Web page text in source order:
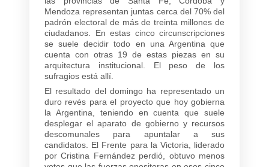
Mendoza representan juntas cerca del 70% del
padrón electoral de más de treinta millones de
ciudadanos. En estas cinco circunscripciones
se suele decidir todo en una Argentina que
cuenta con otras 19 de estas piezas en su
arquitectura institucional. El peso de los
sufragios está allí.
El resultado del domingo ha representado un
duro revés para el proyecto que hoy gobierna
la Argentina, teniendo en cuenta que suele
desplegar el aparato de gobierno y recursos
descomunales para apuntalar a sus
candidatos. El Frente para la Victoria, liderado
por Cristina Fernández perdió, obtuvo menos